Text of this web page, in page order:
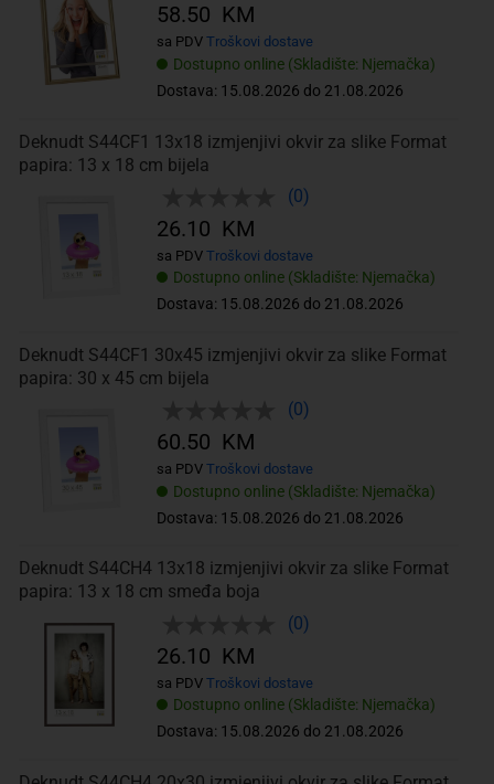
Dostupno online (Skladište: Njemačka)
Dostava: 15.08.2026 do 21.08.2026
58.50 KM
sa PDV Troškovi dostave
Deknudt S44CF1 13x18 izmjenjivi okvir za slike Format
papira: 13 x 18 cm bijela
(0)
Dostupno online (Skladište: Njemačka)
Dostava: 15.08.2026 do 21.08.2026
26.10 KM
sa PDV Troškovi dostave
Deknudt S44CF1 30x45 izmjenjivi okvir za slike Format
papira: 30 x 45 cm bijela
(0)
Dostupno online (Skladište: Njemačka)
Dostava: 15.08.2026 do 21.08.2026
60.50 KM
sa PDV Troškovi dostave
Deknudt S44CH4 13x18 izmjenjivi okvir za slike Format
papira: 13 x 18 cm smeđa boja
(0)
Dostupno online (Skladište: Njemačka)
Dostava: 15.08.2026 do 21.08.2026
26.10 KM
sa PDV Troškovi dostave